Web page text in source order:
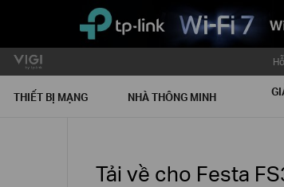
THIẾT BỊ MẠNG NHÀ THÔNG MINH
Tải về cho Festa